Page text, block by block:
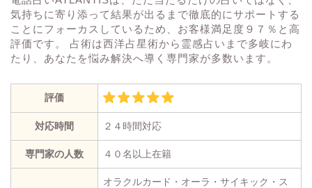
気持ちに寄り添って結果が出るまで徹底的にサポートする
ことにフォーカスしているため、お客様満足度９７％と高
評価です。 占術は西洋占星術から霊感占いまで多岐にわ
たり、あなたを悩み解決へ導く専門家が多数います。
評価
対応時間 ２４時間対応
専門家の人数 ４０名以上在籍
オラクルカード・オーラ・サイキック・ス